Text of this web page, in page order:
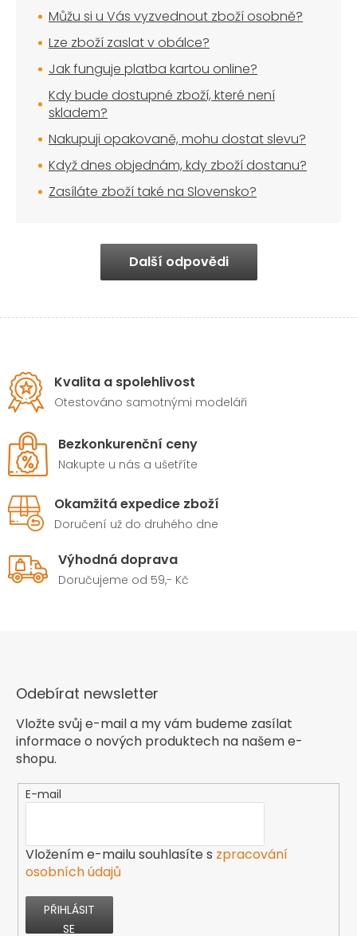
Můžu si u Vás vyzvednout zboží osobně?
Lze zboží zaslat v obálce?
Jak funguje platba kartou online?
Kdy bude dostupné zboží, které není
skladem?
Nakupuji opakovaně, mohu dostat slevu?
Když dnes objednám, kdy zboží dostanu?
Zasíláte zboží také na Slovensko?
Další odpovědi
Kvalita a spolehlivost
Otestováno samotnými modeláři
Bezkonkurenční ceny
Nakupte u nás a ušetříte
Okamžitá expedice zboží
Doručení už do druhého dne
Výhodná doprava
Doručujeme od 59,- Kč
Odebírat newsletter
Vložte svůj e-mail a my vám budeme zasílat
informace o nových produktech na našem e-
shopu.
E-mail
Vložením e-mailu souhlasíte s zpracování
osobních údajů
PŘIHLÁSIT
SE